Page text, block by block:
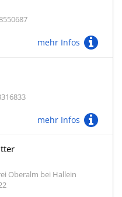
mehr Infos
mehr Infos
Oberalm bei Hallein